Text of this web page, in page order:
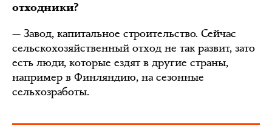
отходники?
— Завод, капитальное строительство. Сейчас
сельскохозяйственный отход не так развит, зато
есть люди, которые ездят в другие страны,
например в Финляндию, на сезонные
сельхозработы.